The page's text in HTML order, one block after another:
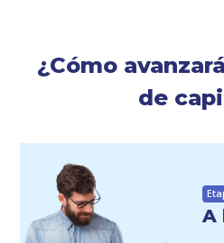
¿Cómo
de
A